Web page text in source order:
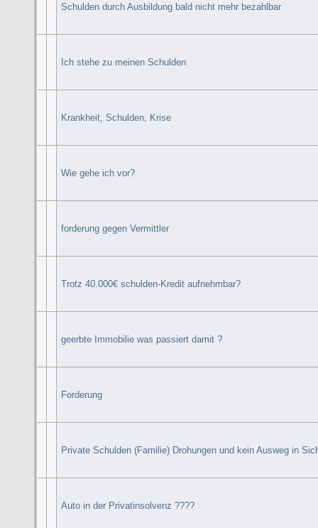
Schulden durch Ausbildung bald nicht mehr bezahlbar
Ich stehe zu meinen Schulden
Krankheit, Schulden, Krise
Wie gehe ich vor?
forderung gegen Vermittler
Trotz 40.000€ schulden-Kredit aufnehmbar?
geerbte Immobilie was passiert damit ?
Forderung
Private Schulden (Familie) Drohungen und kein Ausweg in
Auto in der Privatinsolvenz ????